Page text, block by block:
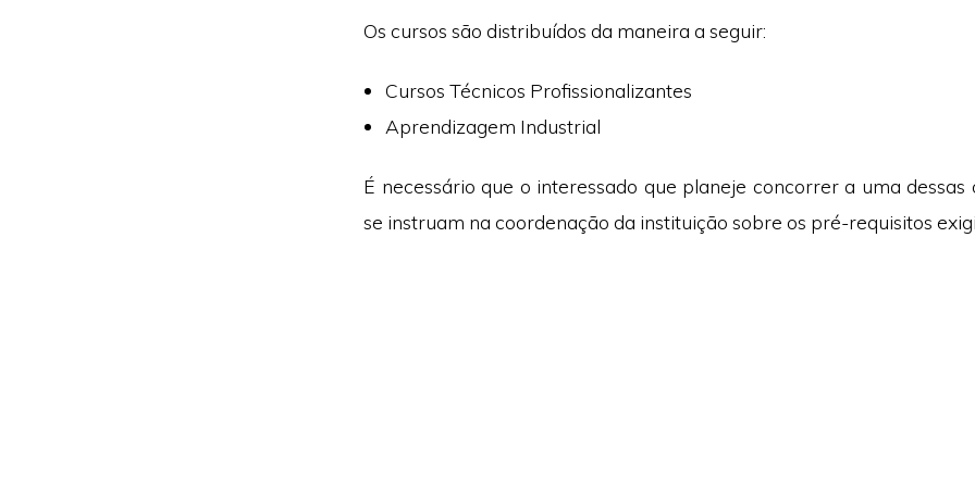
Os cursos são distribuídos da maneira a seguir:
Cursos Técnicos Profissionalizantes
Aprendizagem Industrial
É necessário que o interessado que planeje concorrer a uma dessas
se instruam na coordenação da instituição sobre os pré-requisitos